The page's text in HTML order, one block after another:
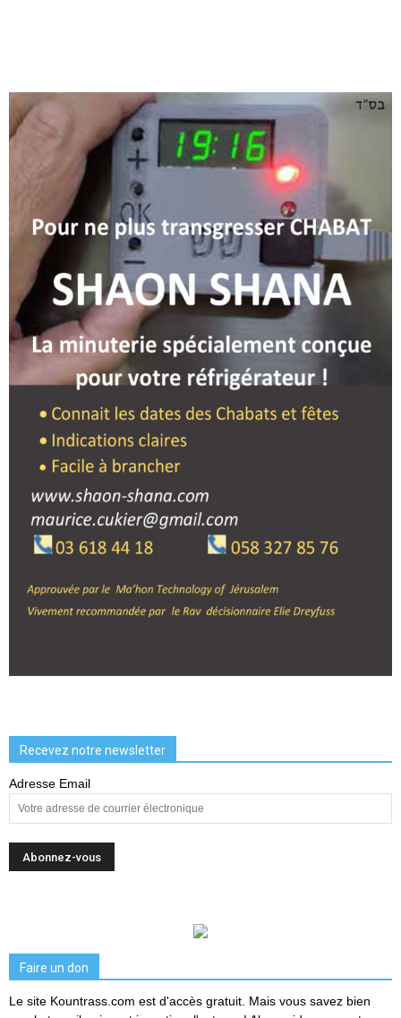
Recevez notre newsletter
Adresse Email
Faire un don
Le site Kountrass.com est d'accès gratuit. Mais vous savez bien